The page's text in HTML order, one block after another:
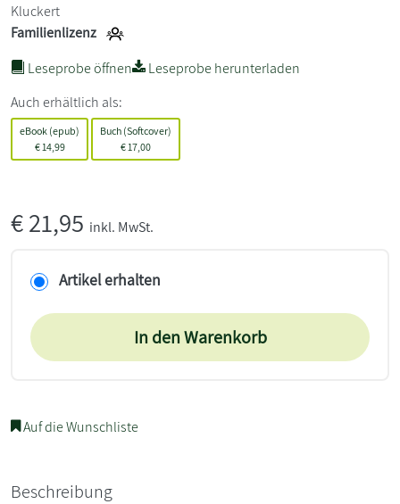
Kluckert
Familienlizenz
Leseprobe öffnen
Leseprobe herunterladen
Auch erhältlich als:
eBook (epub)
€14,99
Buch (Softcover)
€ 17,00
€21,95 inkl. MwSt.
Artikel erhalten
In den Warenkorb
Auf die Wunschliste
Beschreibung